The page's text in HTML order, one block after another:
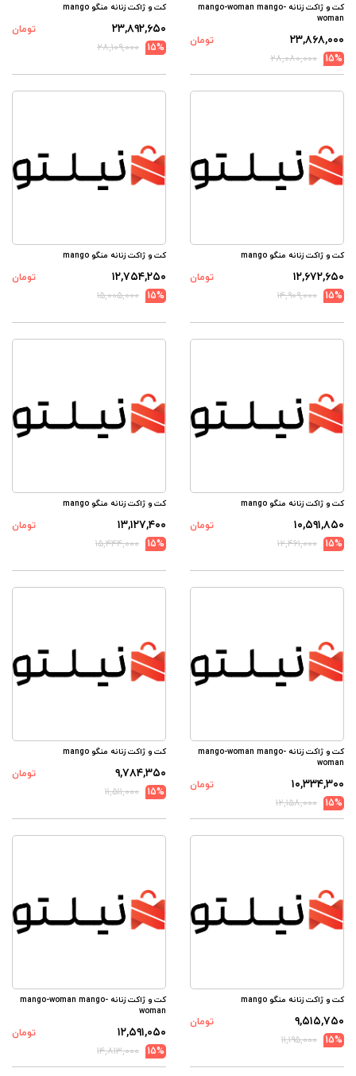
کت و ژاکت زنانه mango-woman mango-
woman
۲۳,۸۶۸,۰۰۰
تومان
15%
۲۸,۰۸۰,۰۰۰
کت و ژاکت زنانه منگو mango
۲۳,۸۹۲,۶۵۰
تومان
15%
۲۸,۱۰۹,۰۰۰
کت و ژاکت زنانه منگو mango
۱۲,۶۷۲,۶۵۰
تومان
15%
۱۴,۹۰۹,۰۰۰
کت و ژاکت زنانه منگو mango
۱۲,۷۵۴,۲۵۰
تومان
15%
۱۵,۰۰۵,۰۰۰
کت و ژاکت زنانه منگو mango
۱۰,۵۹۱,۸۵۰
تومان
15%
۱۲,۴۶۱,۰۰۰
کت و ژاکت زنانه منگو mango
۱۳,۱۲۷,۴۰۰
تومان
15%
۱۵,۴۴۴,۰۰۰
کت و ژاکت زنانه mango-woman mango-
woman
۱۰,۳۳۴,۳۰۰
تومان
15%
۱۲,۱۵۸,۰۰۰
کت و ژاکت زنانه منگو mango
۹,۷۸۴,۳۵۰
تومان
15%
۱۱,۵۱۱,۰۰۰
کت و ژاکت زنانه منگو mango
۹,۵۱۵,۷۵۰
تومان
15%
۱۱,۱۹۵,۰۰۰
کت و ژاکت زنانه mango-woman mango-
woman
۱۲,۵۹۱,۰۵۰
تومان
15%
۱۴,۸۱۳,۰۰۰